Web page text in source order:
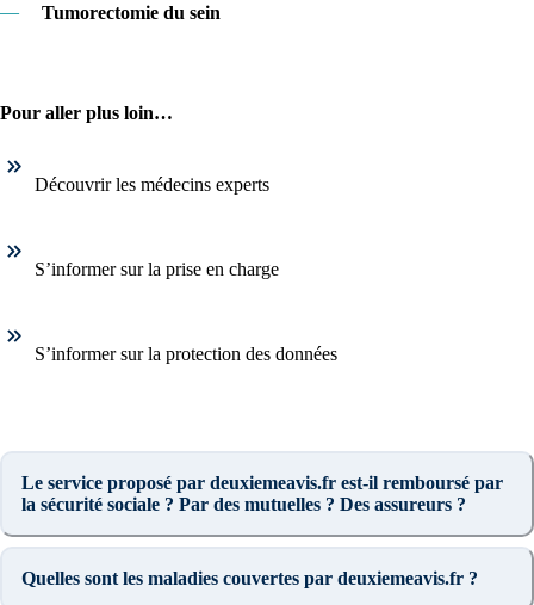
—
Tumorectomie du sein
Pour aller plus loin…
Découvrir les médecins experts
S’informer sur la prise en charge
S’informer sur la protection des données
Le service proposé par deuxiemeavis.fr est-il remboursé par
la sécurité sociale ? Par des mutuelles ? Des assureurs ?
Quelles sont les maladies couvertes par deuxiemeavis.fr ?